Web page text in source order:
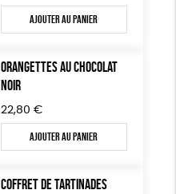
Ajouter au panier
ORANGETTES AU CHOCOLAT
NOIR
22,80 €
Ajouter au panier
COFFRET DE TARTINADES